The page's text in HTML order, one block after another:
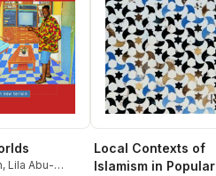
, Lila Abu-
Local Contexts of
Islamism in Popular